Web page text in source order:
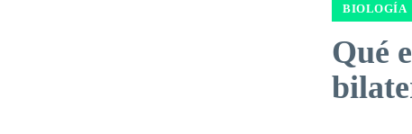
BIOLOGÍA
Qué